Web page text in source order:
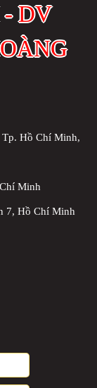
- DV
Hồ Chí Minh,
Minh
7, Hồ Chí Minh